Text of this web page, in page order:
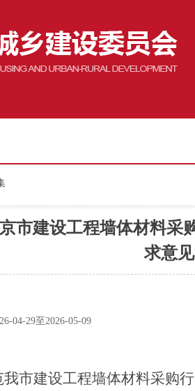
市建设工程墙体材料采
求意
04-29至2026-05-09
我市建设工程墙体材料采购